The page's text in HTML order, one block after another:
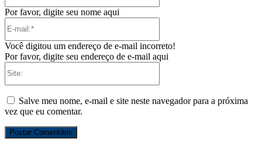
Por favor, digite seu nome aqui
Você digitou um endereço de e-mail incorreto!
Por favor, digite seu endereço de e-mail aqui
Salve meu nome, e-mail e site neste navegador para a próxima
vez que eu comentar.